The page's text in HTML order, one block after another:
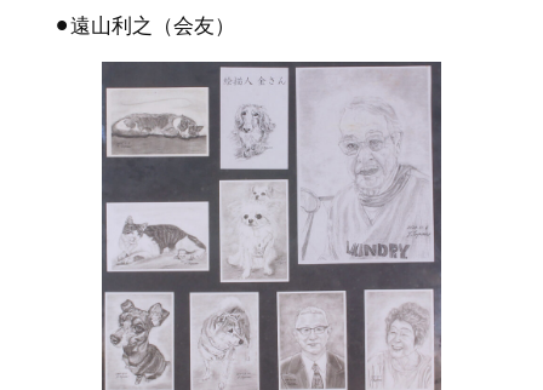
⚫︎遠山利之（会友）